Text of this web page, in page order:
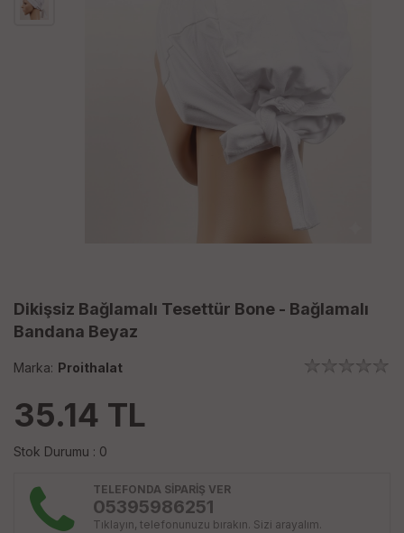
Dikişsiz Bağlamalı Tesettür Bone - Bağlamalı
Bandana Beyaz
Marka: Proithalat
35.14 TL
Stok Durumu : 0
TELEFONDA SİPARİŞ VER
05395986251
Tıklayın, telefonunuzu bırakın. Sizi arayalım.